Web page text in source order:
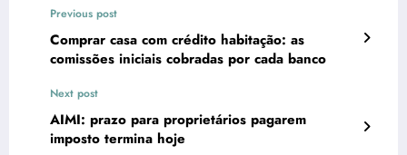
Previous post
Comprar casa com crédito habitação: as
comissões iniciais cobradas por cada banco
Next post
AIMI: prazo para proprietários pagarem
imposto termina hoje